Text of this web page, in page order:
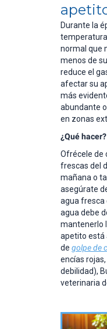
Durante la
normal que
menos de
reduce el
afectar su
más
abundante
en zonas
¿Qué hacer?
Ofrécele de
frescas del
mañana o
asegúrate
agua fresca
agua debe
mantenerlo
apetito está
de golpe de
encías
debilidad),
veterinaria